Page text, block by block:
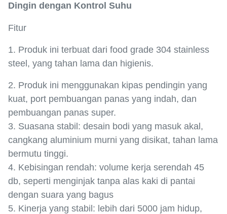
Dingin dengan Kontrol Suhu
Fitur
1. Produk ini terbuat dari food grade 304 stainless
steel, yang tahan lama dan higienis.
2. Produk ini menggunakan kipas pendingin yang
kuat, port pembuangan panas yang indah, dan
pembuangan panas super.
3. Suasana stabil: desain bodi yang masuk akal,
cangkang aluminium murni yang disikat, tahan lama
bermutu tinggi.
4. Kebisingan rendah: volume kerja serendah 45
db, seperti menginjak tanpa alas kaki di pantai
dengan suara yang bagus
5. Kinerja yang stabil: lebih dari 5000 jam hidup,